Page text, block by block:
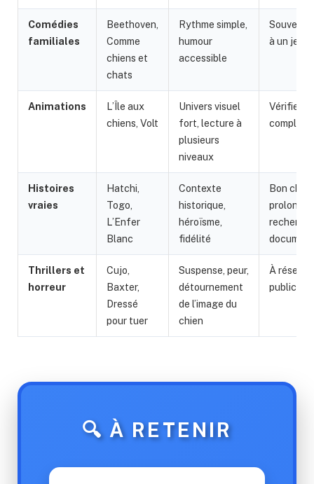
Comédies
familiales
Beethoven,
Comme
chiens et
chats
Rythme simple,
humour
accessible
Souvent
à un
Animations
L’Île aux
chiens, Volt
Univers visuel
fort, lecture à
plusieurs
niveaux
Vérifier la
Histoires
vraies
Hatchi,
Togo,
L’Enfer
Blanc
Contexte
historique,
héroïsme,
fidélité
Bon
Thrillers et
horreur
Cujo,
Baxter,
Dressé
pour tuer
Suspense, peur,
détournement
de l’image du
chien
À
public
🔍 À RETENIR